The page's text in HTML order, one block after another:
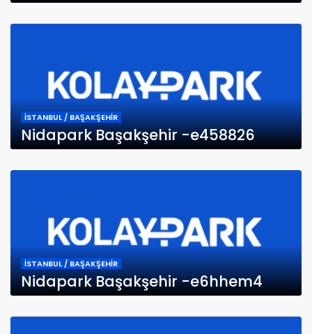
İSTANBUL / BAŞAKŞEHİR
Nidapark Başakşehir -e458826
İSTANBUL / BAŞAKŞEHİR
Nidapark Başakşehir -e6hhem4